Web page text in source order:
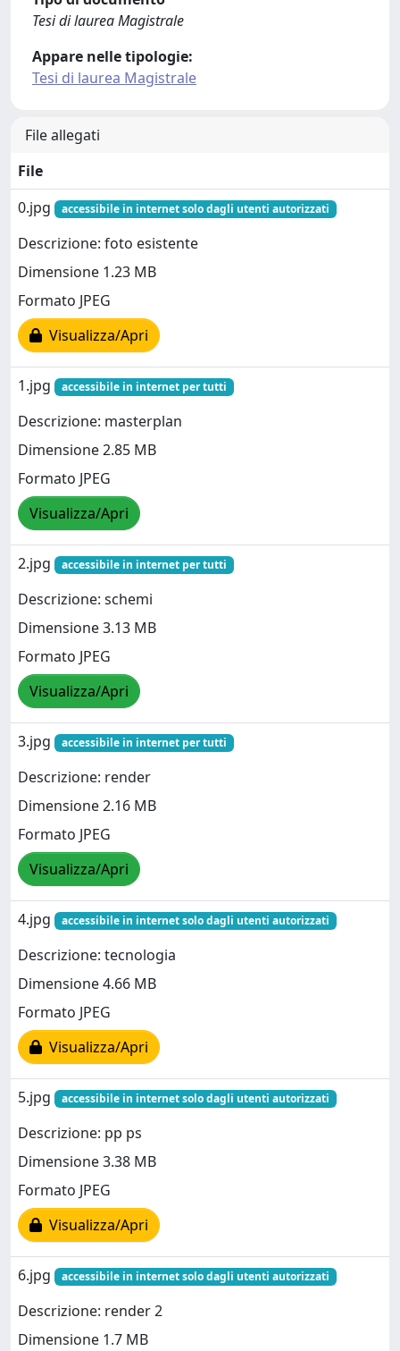
Tesi di laurea Magistrale
Appare nelle tipologie:
Tesi di laurea Magistrale
File allegati
File
0.jpg
accessibile in internet solo dagli utenti autorizzati
Descrizione: foto esistente
Dimensione 1.23 MB
Formato JPEG
Visualizza/Apri
1.jpg accessibile in internet per tutti
Descrizione: masterplan
Dimensione 2.85 MB
Formato JPEG
Visualizza/Apri
2.jpg accessibile in internet per tutti
Descrizione: schemi
Dimensione 3.13 MB
Formato JPEG
Visualizza/Apri
3.jpg accessibile in internet per tutti
Descrizione: render
Dimensione 2.16 MB
Formato JPEG
Visualizza/Apri
4.jpg accessibile in internet solo dagli utenti autorizzati
Descrizione: tecnologia
Dimensione 4.66 MB
Formato JPEG
Visualizza/Apri
5.jpg accessibile in internet solo dagli utenti autorizzati
Descrizione: pp ps
Dimensione 3.38 MB
Formato JPEG
Visualizza/Apri
6.jpg accessibile in internet solo dagli utenti autorizzati
Descrizione: render 2
Dimensione 1.7 MB